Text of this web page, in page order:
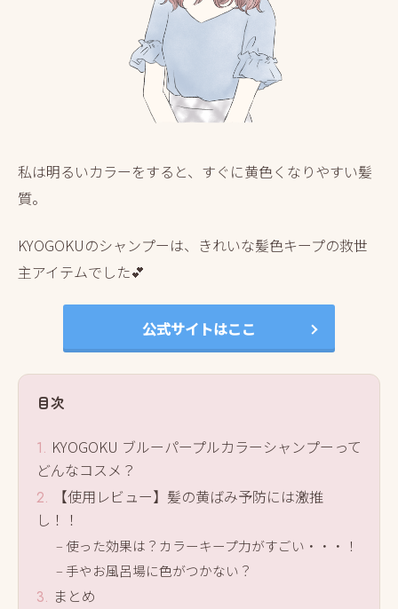
私は明るいカラーをすると、すぐに黄色くなりやすい髪
質。
KYOGOKUのシャンプーは、きれいな髪色キープの救世
主アイテムでした💕
公式サイトはここ
目次
KYOGOKU ブルーパープルカラーシャンプーって
どんなコスメ？
【使用レビュー】髪の黄ばみ予防には激推
し！！
使った効果は？カラーキープ力がすごい・・・！
手やお風呂場に色がつかない？
まとめ